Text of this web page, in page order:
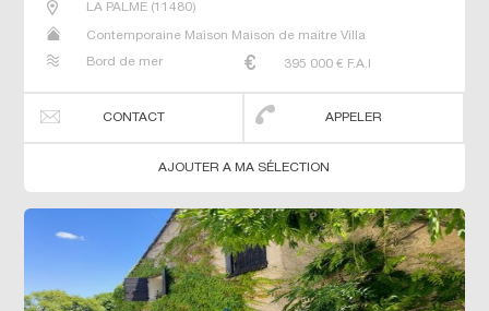
LA PALME(11480)
Contemporaine Maison Maison de maitre Villa
Bord de mer 395 000 € F.A.I
CONTACT APPELER
AJOUTER A MA SÉLECTION